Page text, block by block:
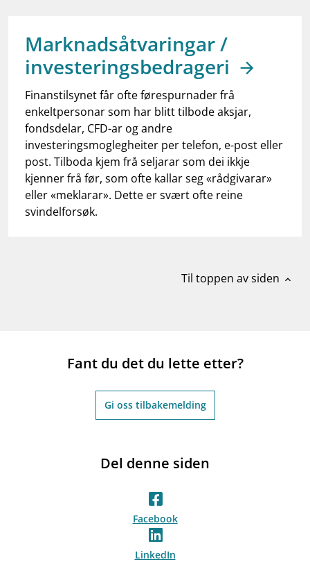
dashboardInformasjon for investorer
notifications_noneAbonner på nyhetsvarsel
Marknadsåtvaringar /
investeringsbedrageri
Finanstilsynet får ofte førespurnader frå
enkeltpersonar som har blitt tilbode aksjar,
fondsdelar, CFD-ar og andre
investeringsmoglegheiter per telefon, e-post eller
post. Tilboda kjem frå seljarar som dei ikkje
kjenner frå før, som ofte kallar seg «rådgivarar»
eller «meklarar». Dette er svært ofte reine
svindelforsøk.
Til toppen av siden expand_less
Fant du det du lette etter?
Gi oss tilbakemelding
Del denne siden
Facebook
LinkedIn